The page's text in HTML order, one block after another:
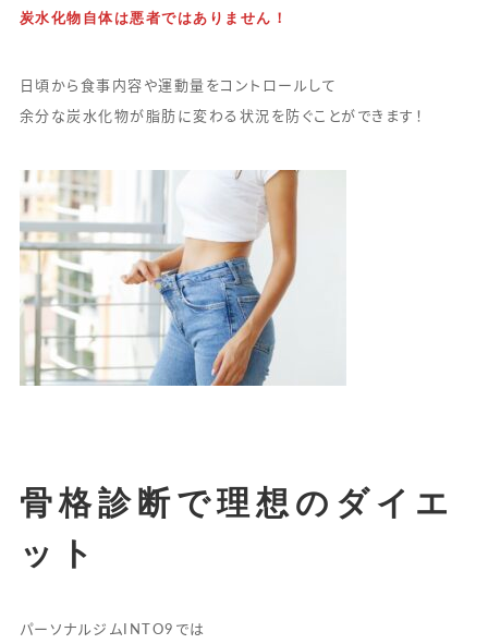
炭水化物自体は悪者ではありません！
日頃から食事内容や運動量をコントロールして
余分な炭水化物が脂肪に変わる状況を防ぐことができます！
骨格診断で理想のダイエ
ット
パーソナルジムINTO9では